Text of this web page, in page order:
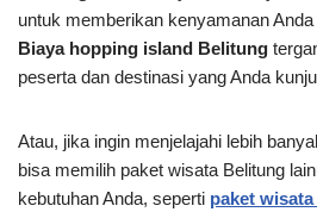
untuk memberikan kenyamanan
Biaya hopping island Belitung
peserta dan destinasi yang Anda
Atau, jika ingin menjelajahi lebih
bisa memilih paket wisata Belitung
kebutuhan Anda, seperti paket